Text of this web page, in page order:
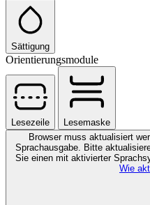
Sättigung
Orientierungsmodule
Lesezeile
Lesemaske
Browser muss aktualisiert
Sprachausgabe. Bitte
Sie einen mit aktivierter
Wie